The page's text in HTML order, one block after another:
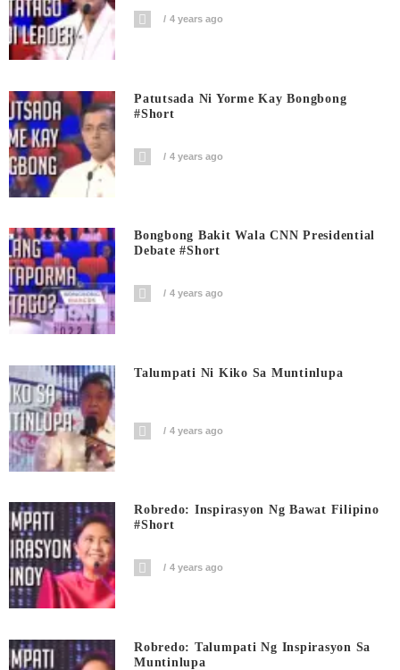
4 years ago
Patutsada Ni Yorme Kay Bongbong
#short
4 years ago
Bongbong Bakit Wala CNN Presidential
Debate #short
4 years ago
Talumpati Ni Kiko Sa Muntinlupa
4 years ago
Robredo: Inspirasyon Ng Bawat Filipino
#short
4 years ago
Robredo: Talumpati Ng Inspirasyon Sa
Muntinlupa